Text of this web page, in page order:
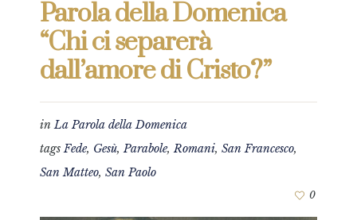
Parola della Domenica
“Chi ci separerà
dall’amore di Cristo?”
inLa Parola della Domenica
tagsFede, Gesù,Parabole,Romani, San Francesco,
San Matteo, San Paolo
0